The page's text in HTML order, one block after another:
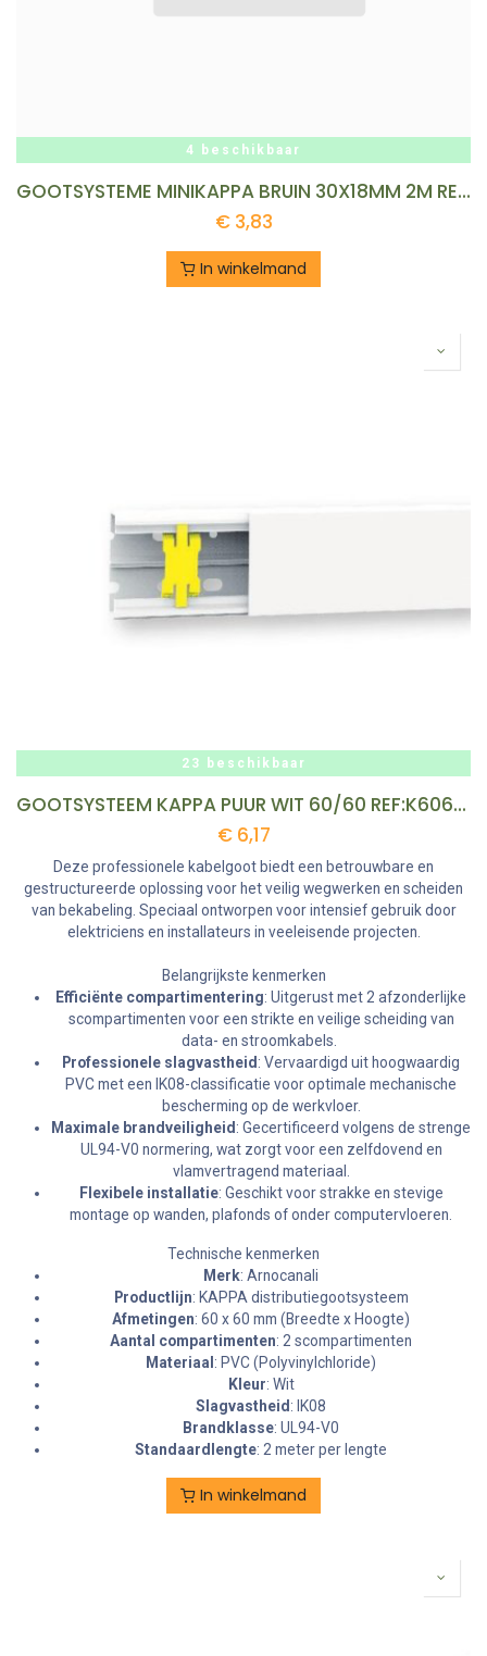
4 beschikbaar
GOOTSYSTEME MINIKAPPA BRUIN 30X18MM 2M REF:K1830.5
€ 3,83
In winkelmand
23 beschikbaar
GOOTSYSTEEM KAPPA PUUR WIT 60/60 REF:K6060.3
€ 6,17
Deze professionele kabelgoot biedt een betrouwbare en
gestructureerde oplossing voor het veilig wegwerken en scheiden
van bekabeling. Speciaal ontworpen voor intensief gebruik door
elektriciens en installateurs in veeleisende projecten.
Belangrijkste kenmerken
Efficiënte compartimentering: Uitgerust met 2 afzonderlijke
scompartimenten voor een strikte en veilige scheiding van
data- en stroomkabels.
Professionele slagvastheid : Vervaardigd uit hoogwaardig
PVC met een IK08-classificatie voor optimale mechanische
bescherming op de werkvloer.
Maximale brandveiligheid : Gecertificeerd volgens de strenge
UL94-V0 normering, wat zorgt voor een zelfdovend en
vlamvertragend materiaal.
Flexibele installatie: Geschikt voor strakke en stevige
montage op wanden, plafonds of onder computervloeren.
Technische kenmerken
Merk: Arnocanali
Productlijn: KAPPA distributiegootsysteem
Afmetingen: 60 x 60 mm (Breedte x Hoogte)
Aantal compartimenten: 2 scompartimenten
Materiaal : PVC (Polyvinylchloride)
Kleur: Wit
Slagvastheid : IK08
Brandklasse: UL94-V0
Standaardlengte: 2 meter per lengte
In winkelmand